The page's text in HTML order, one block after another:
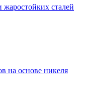
сталей
на основе никеля